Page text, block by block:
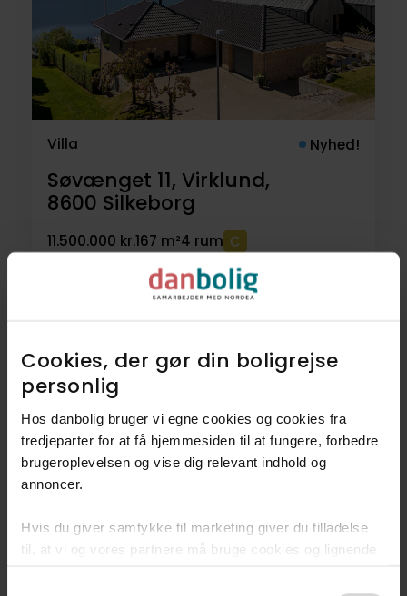
Cookies, der gør din boligrejse
personlig​
Hos danbolig bruger vi egne cookies og cookies fra
tredjeparter for at få hjemmesiden til at fungere, forbedre
brugeroplevelsen og vise dig relevant indhold og
annoncer.​
Hvis du giver samtykke til marketing giver du tilladelse
til, at vi og vores partnere må bruge cookies og lignende
Villa Nyhed!
Søvænget 11, Virklund,
8600 Silkeborg
11.500.000 kr.167 m²4 rum
102
Villaer
34
Helårsgrunde
9
Lejligheder
5
4
Landejendomme